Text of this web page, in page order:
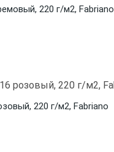
220 г/м2, Fabriano
220 г/м2, Fabriano